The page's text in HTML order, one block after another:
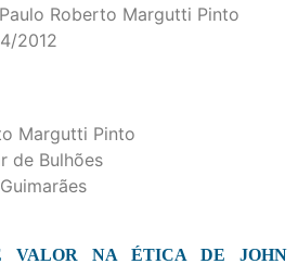
Roberto Margutti Pinto
2012
Margutti Pinto
de Bulhões
VALOR NA ÉTICA DE JOHN